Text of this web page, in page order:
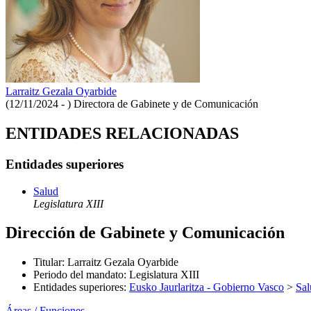
Larraitz Gezala Oyarbide
(12/11/2024 - ) Directora de Gabinete y de Comunicación
ENTIDADES RELACIONADAS
Entidades superiores
Salud
Legislatura XIII
Dirección de Gabinete y Comunicación
Titular: Larraitz Gezala Oyarbide
Periodo del mandato: Legislatura XIII
Entidades superiores: Eusko Jaurlaritza - Gobierno Vasco >